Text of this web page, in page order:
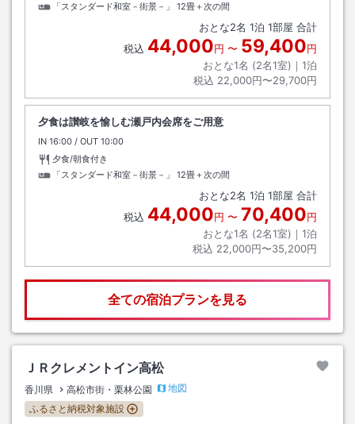
「スタンダード和室－街景－」
12畳＋次の間
おとな2名 1泊 1部屋 合計
税込 44,000円 〜 59,400円
おとな1名 (2名1室)｜ 1泊
税込 22,000円〜29,700円
夕食は讃岐を愉しむ瀬戸内会席をご用意
IN チェックイン
16:00 / OUT チェックアウト
10:00
夕食/朝食付き
「スタンダード和室－街景－」
12畳＋次の間
おとな2名 1泊 1部屋 合計
税込 44,000円 〜 70,400円
おとな1名 (2名1室)｜ 1泊
税込 22,000円〜35,200円
全ての宿泊プランを見る
ＪＲクレメントイン高松
香川県 高松市街・栗林公園
地図
ふるさと納税対象施設